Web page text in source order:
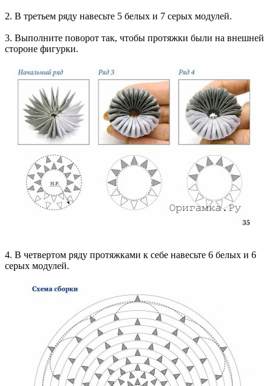
2. В третьем ряду навесьте 5 белых и 7 серых модулей.
3. Выполните поворот так, чтобы протяжки были на внешней
стороне фигурки.
4. В четвертом ряду протяжками к себе навесьте 6 белых и 6
серых модулей.